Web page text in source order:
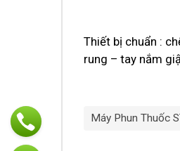
Thiết bị chuẩn :
rung – tay nắm
Máy Phun Thuốc